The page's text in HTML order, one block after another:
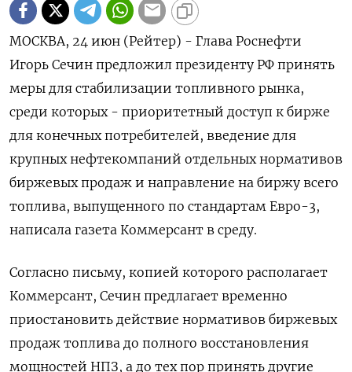
МОСКВА, 24 июн (Рейтер) - Глава Роснефти
Игорь Сечин предложил президенту РФ принять
меры для стабилизации топливного ‌рынка,
среди которых - приоритетный доступ к бирже
для конечных потребителей, введение для
крупных нефтекомпаний отдельных нормативов
биржевых ​продаж и ​направление ​на биржу всего
⁠топлива, выпущенного по стандартам ‌Евро-3,
написала газета Коммерсант ‌в среду.
Согласно письму, копией которого располагает
Коммерсант, Сечин ​предлагает временно
приостановить действие нормативов биржевых
‌продаж топлива до полного восстановления
мощностей ​НПЗ, а до тех пор принять ‌другие